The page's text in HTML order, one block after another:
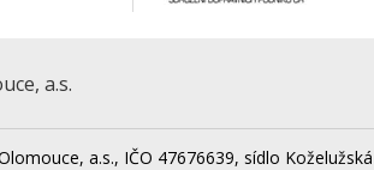
a.s.
a.s., IČO 47676639, sídlo